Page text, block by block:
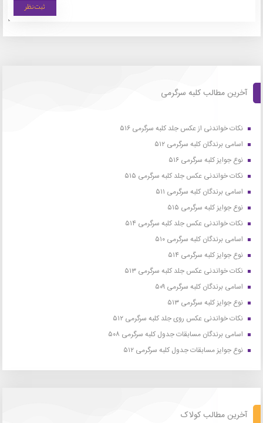
آخرین مطالب کلبه سرگرمی
نکات خواندنی از عکس جلد کلبه سرگرمی ۵۱۶
اسامی برندگان کلبه سرگرمی ۵۱۲
نوع جوایز کلبه سرگرمی ۵۱۶
نکات خواندنی عکس جلد کلبه سرگرمی ۵۱۵
اسامی برندگان کلبه سرگرمی ۵۱۱
نوع جوایز کلبه سرگرمی ۵۱۵
نکات خواندنی عکس جلد کلبه سرگرمی ۵۱۴
اسامی برندگان کلبه سرگرمی ۵۱۰
نوع جوایز کلبه سرگرمی ۵۱۴
نکات خواندنی عکس جلد کلبه سرگرمی ۵۱۳
اسامی برندگان کلبه سرگرمی ۵۰۹
نوع جوایز کلبه سرگرمی ۵۱۳
نکات خواندنی عکس روی جلد کلبه سرگرمی ۵۱۲
اسامی برندگان مسابقات جدول کلبه سرگرمی ۵۰۸
نوع جوایز مسابقات جدول کلبه سرگرمی ۵۱۲
آخرین مطالب کولاک